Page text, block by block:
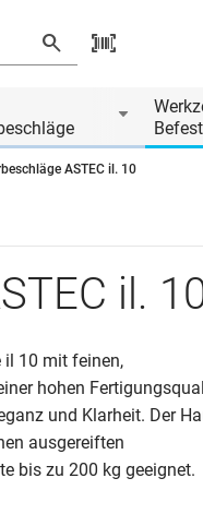
ASTEC il. 10
il.
il 10 mit feinen,
hohen
und Klarheit. Der
ausgereiften
bis zu 200 kg geeignet.